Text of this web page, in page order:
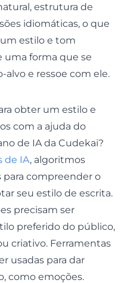
estrutura de
idiomáticas, o que
estilo e tom
uma forma que se
e ressoe com ele.
obter um estilo e
com a ajuda do
de IA da Cudekai?
de IA, algoritmos
​​para compreender o
seu estilo de escrita.
precisam ser
preferido do público,
criativo. Ferramentas
usadas para dar
como emoções.